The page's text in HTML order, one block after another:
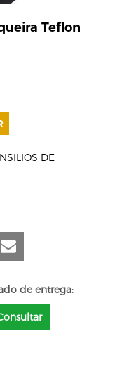
Teflon
DE
de entrega: